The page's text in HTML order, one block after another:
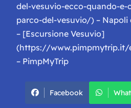
del-vesuvio-ecco-quando-e-
parco-del-vesuvio/) – Napoli
– [Escursione Vesuvio]
(https://www.pimpmytrip.it/
– PimpMyTrip
Facebook